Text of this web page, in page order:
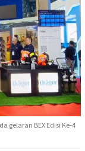
gelaran BEX Edisi Ke-4